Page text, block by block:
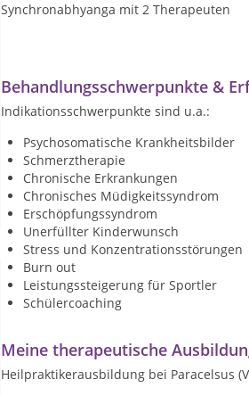
Synchronabhyanga mit 2 Therapeuten
Behandlungsschwerpunkte &
Indikationsschwerpunkte sind u.a.:
Psychosomatische Krankheitsbilder
Schmerztherapie
Chronische Erkrankungen
Chronisches Müdigkeitssyndrom
Erschöpfungssyndrom
Unerfüllter Kinderwunsch
Stress und Konzentrationsstörungen
Burn out
Leistungssteigerung für Sportler
Schülercoaching
Meine therapeutische
Heilpraktikerausbildung bei Paracelsus